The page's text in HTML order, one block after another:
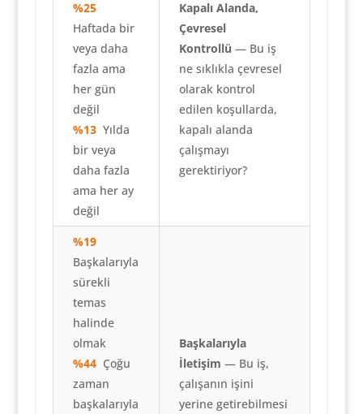
%25
Haftada bir
veya daha
fazla ama
her gün
değil
%13 Yılda
bir veya
daha fazla
ama her ay
değil
Kapalı Alanda,
Çevresel
Kontrollü — Bu iş
ne sıklıkla çevresel
olarak kontrol
edilen koşullarda,
kapalı alanda
çalışmayı
gerektiriyor?
%19
Başkalarıyla
sürekli
temas
halinde
olmak
%44Çoğu
zaman
başkalarıyla
Başkalarıyla
İletişim — Bu iş,
çalışanın işini
yerine getirebilmesi